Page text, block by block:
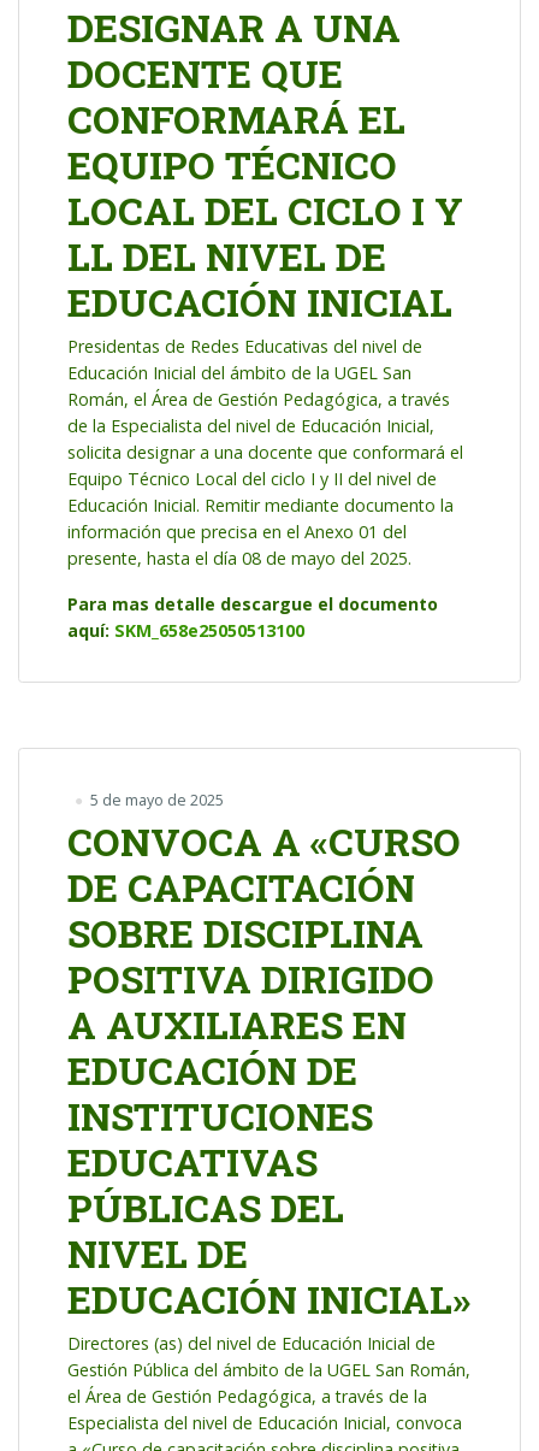
DESIGNAR A UNA
DOCENTE QUE
CONFORMARÁ EL
EQUIPO TÉCNICO
LOCAL DEL CICLO I Y
LL DEL NIVEL DE
EDUCACIÓN INICIAL
Presidentas de Redes Educativas del nivel de
Educación Inicial del ámbito de la UGEL San
Román, el Área de Gestión Pedagógica, a través
de la Especialista del nivel de Educación Inicial,
solicita designar a una docente que conformará el
Equipo Técnico Local del ciclo I y II del nivel de
Educación Inicial. Remitir mediante documento la
información que precisa en el Anexo 01 del
presente, hasta el día 08 de mayo del 2025.
Para mas detalle descargue el documento
aquí: SKM_658e25050513100
5 de mayo de 2025
CONVOCA A «CURSO
DE CAPACITACIÓN
SOBRE DISCIPLINA
POSITIVA DIRIGIDO
A AUXILIARES EN
EDUCACIÓN DE
INSTITUCIONES
EDUCATIVAS
PÚBLICAS DEL
NIVEL DE
EDUCACIÓN INICIAL»
Directores (as) del nivel de Educación Inicial de
Gestión Pública del ámbito de la UGEL San Román,
el Área de Gestión Pedagógica, a través de la
Especialista del nivel de Educación Inicial, convoca